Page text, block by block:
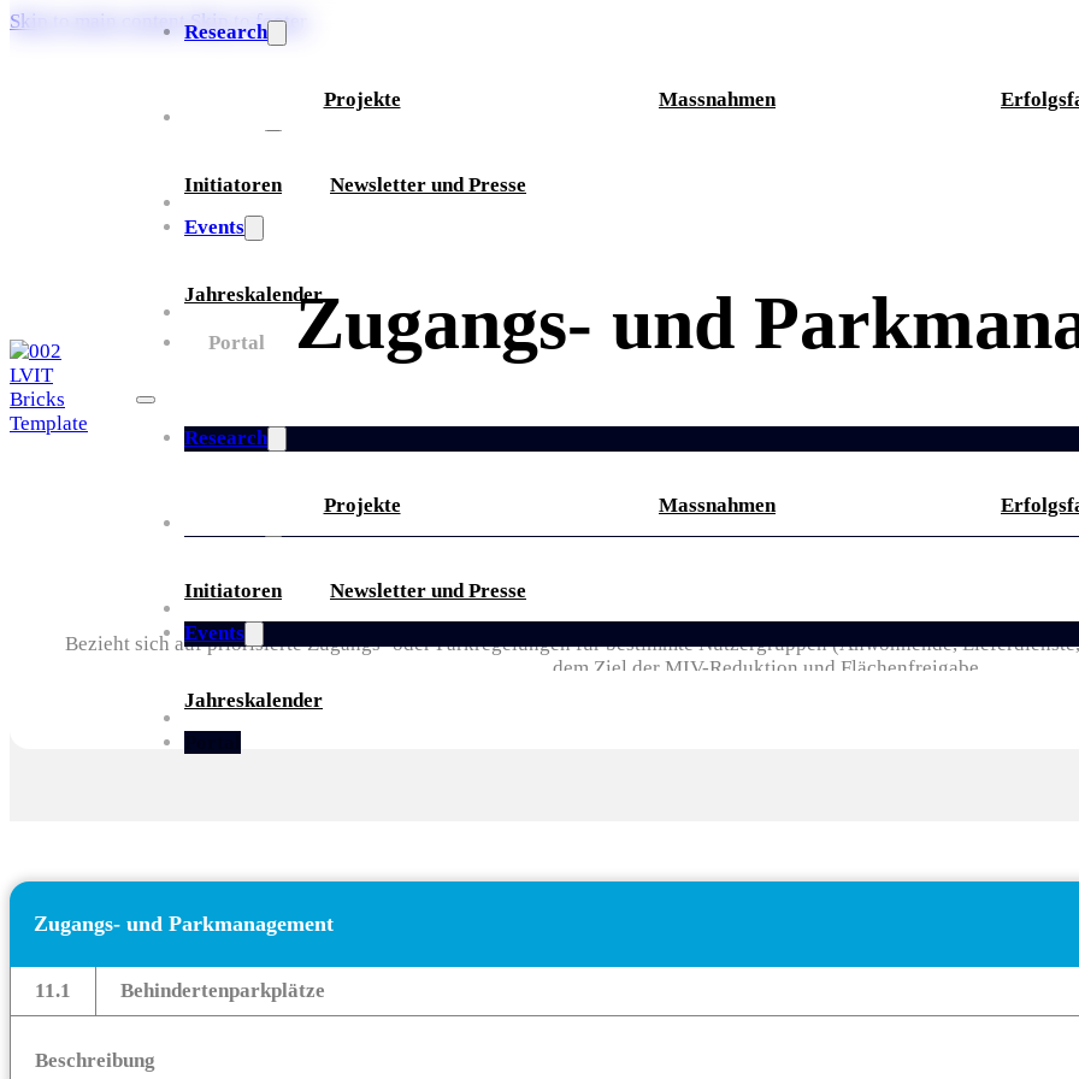
Skip to main content Skip to footer
Research
Projekte Massnahmen
Initiatoren Newsletter und Presse
Events
Jahreskalender
Portal
Research
Projekte Massnahmen
Initiatoren Newsletter und Presse
Events
Jahreskalender
Zugangs- und
Bezieht sich auf priorisierte Zugangs- oder Parkregelungen für bestimmte Nutzergruppen (Anwohnende,
dem Ziel der MIV-Reduktion und Flächenfreigabe.
Zugangs- und Parkmanagement
11.1 Behindertenparkplätze
Beschreibung